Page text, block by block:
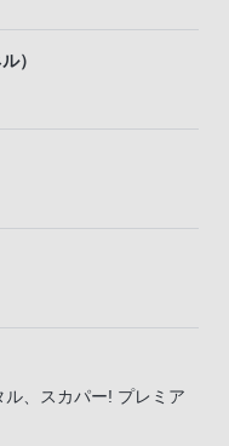
）
、スカパー! プレミア